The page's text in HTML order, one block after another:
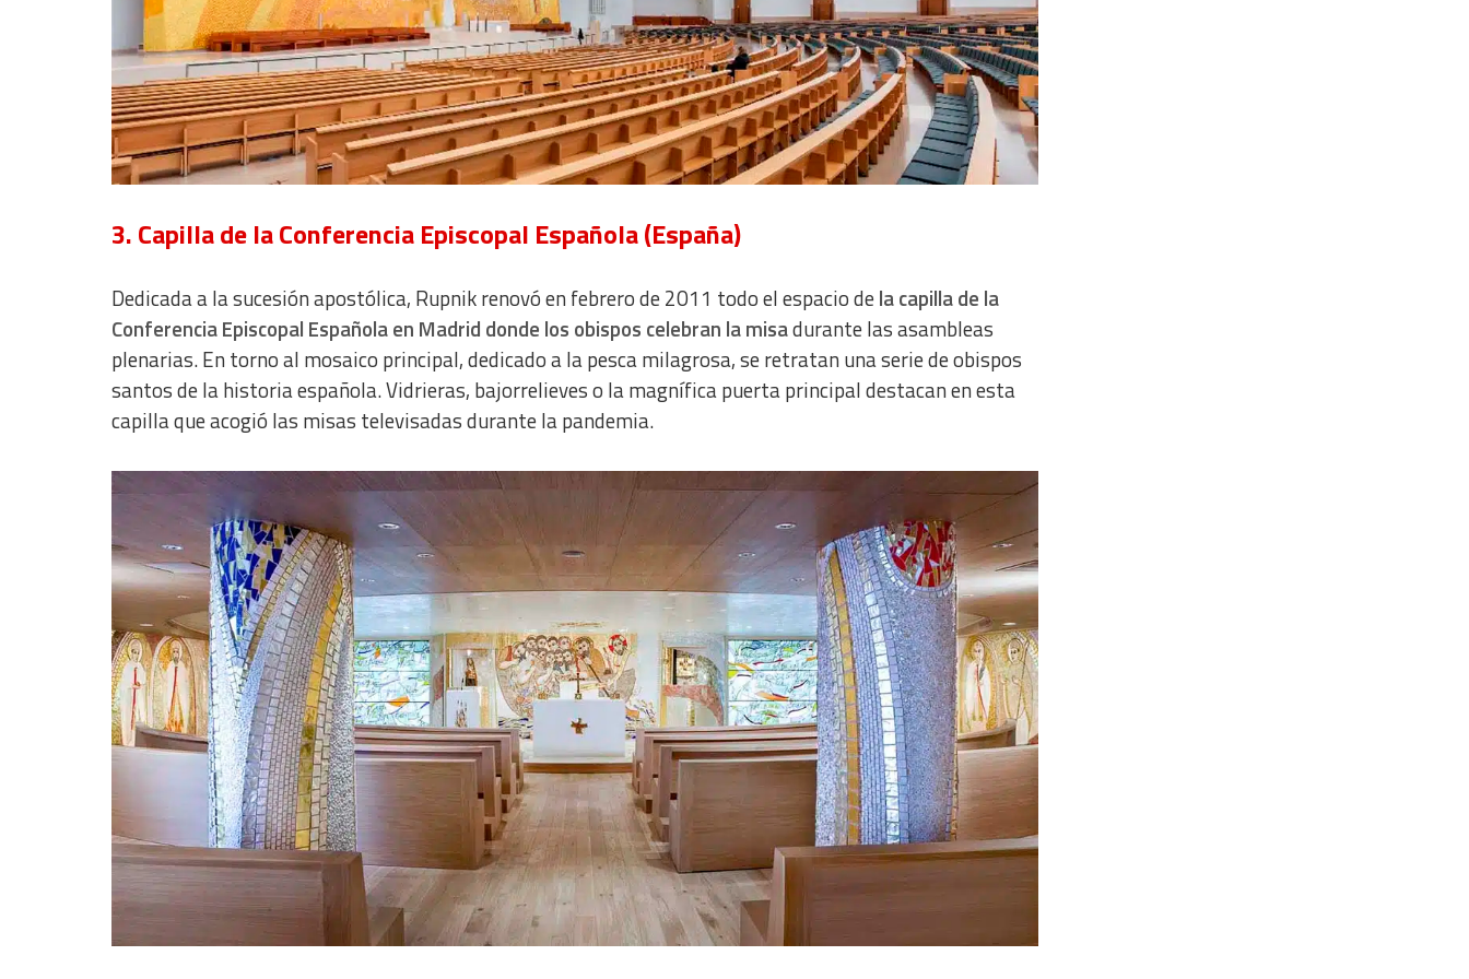
3. Capilla de la Conferencia Episcopal Española (España)
Dedicada a la sucesión apostólica, Rupnik renovó en febrero de 2011 todo el espacio dela capilla de la
Conferencia Episcopal Española en Madrid donde los obispos celebran la misadurante las asambleas
plenarias. En torno al mosaico principal, dedicado a la pesca milagrosa, se retratan una serie de obispos
santos de la historia española. Vidrieras, bajorrelieves o la magnífica puerta principal destacan en esta
capilla que acogió las misas televisadas durante la pandemia.
Develop and improve services
Use limited data to select content
IAB Special Features:
Use precise geolocation data
Identify devices based on information actively requested
Advertising